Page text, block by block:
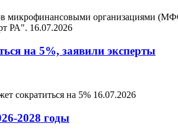
организациями
РА". 16.07.2026
на 5%, заявили эксперты
сократиться на 5% 16.07.2026
2028 годы